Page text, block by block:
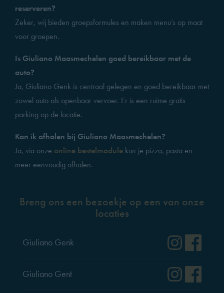
reserveren?
Zeker, wij bieden groepsformules en maken menu’s op maat
voor groepen.
Is Giuliano Maasmechelen goed bereikbaar met de
auto?
Ja, Giuliano Genk is centraal gelegen en goed bereikbaar met
zowel auto als openbaar vervoer. Er is een ruime gratis
parking op de locatie.
Kan ik afhalen bij Giuliano Maasmechelen?
Ja, via onze online bestelmodule kun je pizza, pasta en
meer eenvoudig afhalen.
Breng ons een bezoekje op een van onze
locaties
Giuliano Genk
Giuliano Gent